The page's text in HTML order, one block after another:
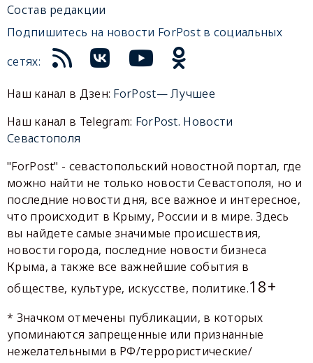
Состав редакции
Подпишитесь на новости ForPost в социальных
сетях:
Наш канал в Дзен: ForPost— Лучшее
Наш канал в Telegram: ForPost. Новости
Севастополя
"ForPost" - севастопольский новостной портал, где
можно найти не только новости Севастополя, но и
последние новости дня, все важное и интересное,
что происходит в Крыму, России и в мире. Здесь
вы найдете самые значимые происшествия,
новости города, последние новости бизнеса
Крыма, а также все важнейшие события в
обществе, культуре, искусстве, политике.18+
* Значком отмечены публикации, в которых
упоминаются запрещенные или признанные
нежелательными в РФ/террористические/